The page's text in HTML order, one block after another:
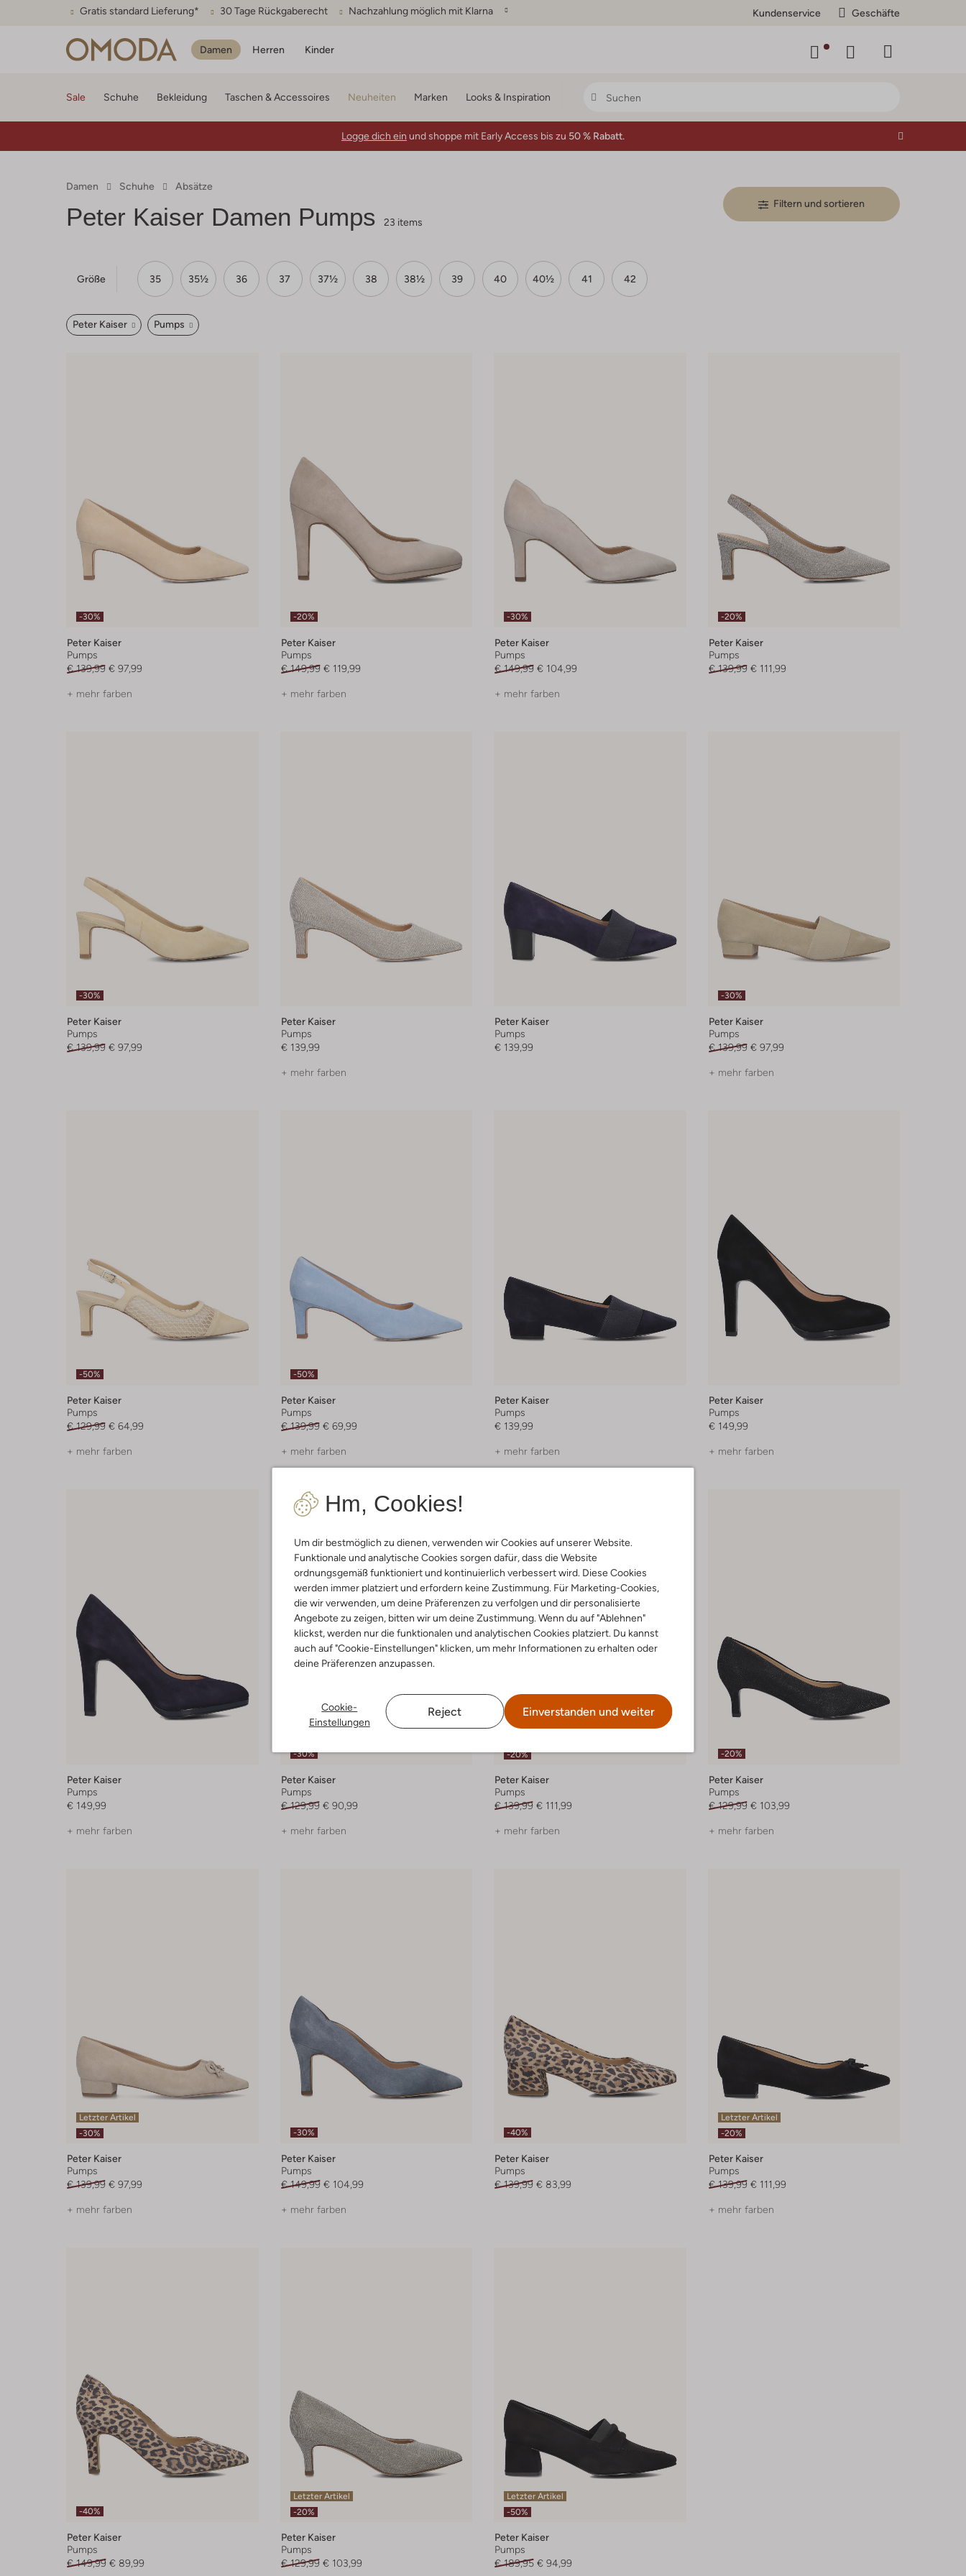
Gratis standard Lieferung* 30 Tage Rückgaberecht Nachzahlung möglich mit Klarna Kundenservice Geschäfte
Damen Herren Kinder
Hm, Cookies!
Um dir bestmöglich zu dienen, verwenden wir Cookies auf unserer Website.
Funktionale und analytische Cookies sorgen dafür, dass die Website
ordnungsgemäß funktioniert und kontinuierlich verbessert wird. Diese Cookies
werden immer platziert und erfordern keine Zustimmung. Für Marketing-Cookies,
die wir verwenden, um deine Präferenzen zu verfolgen und dir personalisierte
Angebote zu zeigen, bitten wir um deine Zustimmung. Wenn du auf "Ablehnen"
klickst, werden nur die funktionalen und analytischen Cookies platziert. Du kannst
auch auf "Cookie-Einstellungen" klicken, um mehr Informationen zu erhalten oder
deine Präferenzen anzupassen.
Cookie-
Einstellungen
Reject Einverstanden und weiter
Sale Schuhe Bekleidung Taschen & Accessoires Neuheiten Marken Looks & Inspiration
Logge dich ein und shoppe mit Early Access bis zu 50 % Rabatt.
Damen Schuhe Absätze
Peter Kaiser Damen Pumps 23 items
Filtern und sortieren
Größe 35 35½ 36 37 37½ 38 38½ 39 40 40½ 41 42
Peter Kaiser Pumps
-30%
Peter Kaiser
Pumps
€ 139,99 € 97,99
+ mehr farben
-20%
Peter Kaiser
Pumps
€ 149,99 € 119,99
+ mehr farben
-30%
Peter Kaiser
Pumps
€ 149,99 € 104,99
+ mehr farben
-20%
Peter Kaiser
Pumps
€ 139,99 € 111,99
-30%
Peter Kaiser
Pumps
€ 139,99 € 97,99
Peter Kaiser
Pumps
€ 139,99
+ mehr farben
Peter Kaiser
Pumps
€ 139,99
-30%
Peter Kaiser
Pumps
€ 139,99 € 97,99
+ mehr farben
-50%
Peter Kaiser
Pumps
€ 129,99 € 64,99
+ mehr farben
-50%
Peter Kaiser
Pumps
€ 139,99 € 69,99
+ mehr farben
Peter Kaiser
Pumps
€ 139,99
+ mehr farben
Peter Kaiser
Pumps
€ 149,99
+ mehr farben
Peter Kaiser
Pumps
€ 149,99
+ mehr farben
-30%
Peter Kaiser
Pumps
€ 129,99 € 90,99
+ mehr farben
-20%
Peter Kaiser
Pumps
€ 139,99 € 111,99
+ mehr farben
-20%
Peter Kaiser
Pumps
€ 129,99 € 103,99
+ mehr farben
Letzter Artikel
-30%
Peter Kaiser
Pumps
€ 139,99 € 97,99
+ mehr farben
-30%
Peter Kaiser
Pumps
€ 149,99 € 104,99
+ mehr farben
-40%
Peter Kaiser
Pumps
€ 139,99 € 83,99
Letzter Artikel
-20%
Peter Kaiser
Pumps
€ 139,99 € 111,99
+ mehr farben
-40%
Peter Kaiser
Pumps
€ 149,99 € 89,99
Letzter Artikel
-20%
Peter Kaiser
Pumps
€ 129,99 € 103,99
Letzter Artikel
-50%
Peter Kaiser
Pumps
€ 189,95 € 94,99